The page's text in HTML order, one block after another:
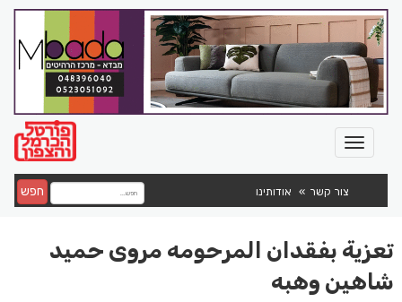
צור קשר אודותינו חפש
تعزية بفقدان المرحومه مروى حميد
شاهين وهبه